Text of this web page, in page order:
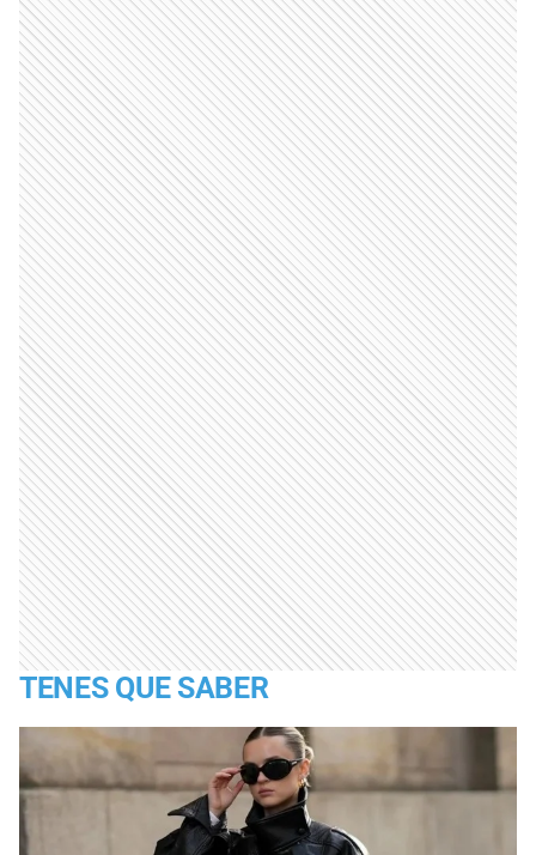
TENES QUE SABER